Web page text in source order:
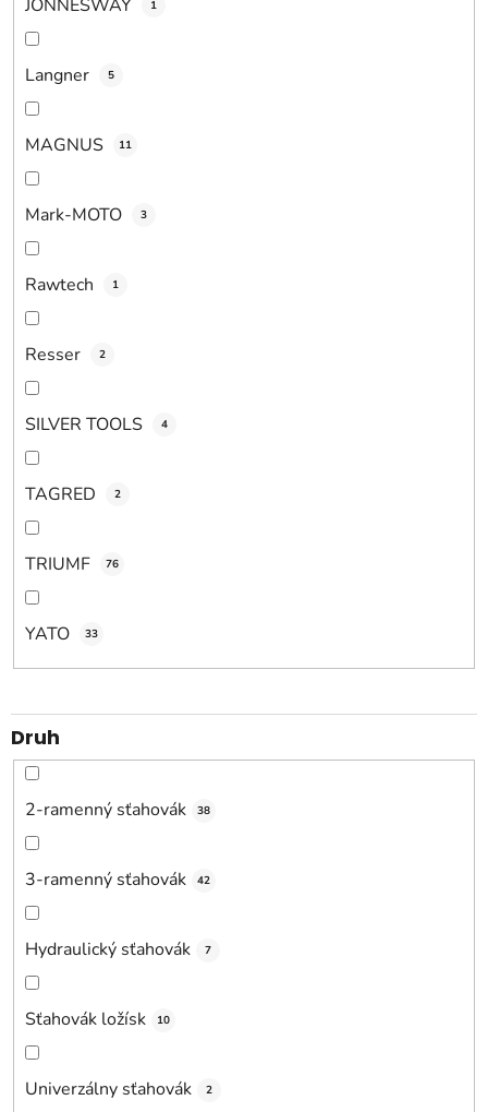
JONNESWAY 1
Langner 5
MAGNUS 11
Mark-MOTO 3
Rawtech 1
Resser 2
SILVER TOOLS 4
TAGRED 2
TRIUMF 76
YATO 33
Druh
2-ramenný sťahovák 38
3-ramenný sťahovák 42
Hydraulický sťahovák 7
Sťahovák ložísk 10
Univerzálny sťahovák 2